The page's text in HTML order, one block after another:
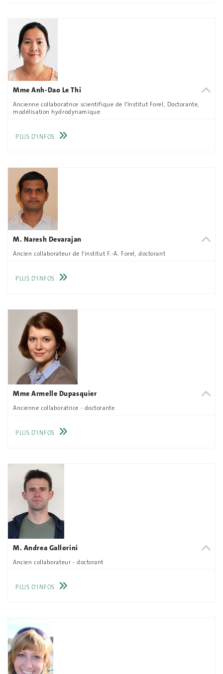
Mme Anh-Dao Le Thi
Ancienne collaboratrice scientifique de l'Institut Forel, Doctorante,
modélisation hydrodynamique
PLUS D'INFOS
M. Naresh Devarajan
Ancien collaborateur de l'institut F.-A. Forel, doctorant
PLUS D'INFOS
Mme Armelle Dupasquier
Ancienne collaboratrice - doctorante
PLUS D'INFOS
M. Andrea Gallorini
Ancien collaborateur - doctorant
PLUS D'INFOS